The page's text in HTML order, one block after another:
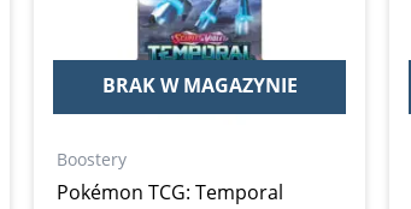
BRAK W MAGAZYNIE
Boostery
Pokémon TCG: Temporal